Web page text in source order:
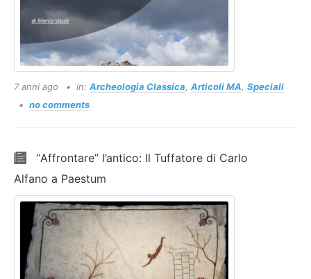
7 anni ago in: Archeologia Classica, Articoli MA, Speciali
no comments
“Affrontare” l’antico: Il Tuffatore di Carlo
Alfano a Paestum